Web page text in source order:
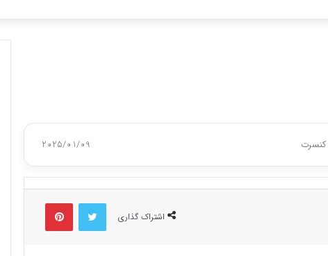
کنسرت 2025/01/09
اشتراک گذاری
توییتر پینتریست